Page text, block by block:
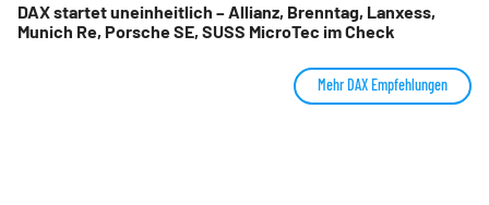
DAX startet uneinheitlich – Allianz, Brenntag, Lanxess,
Munich Re, Porsche SE, SUSS MicroTec im Check
Mehr DAX Empfehlungen